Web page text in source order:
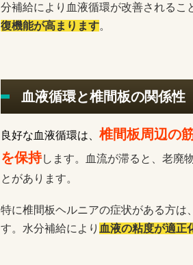
分補給により血液循環が改善されるこ
復機能が高まります。
血液循環と椎間板の関係性
良好な血液循環は、 椎間板周辺の
を保持します。血流が滞ると、老廃
とがあります。
特に椎間板ヘルニアの症状がある方は
す。水分補給により 血液の粘度が適正